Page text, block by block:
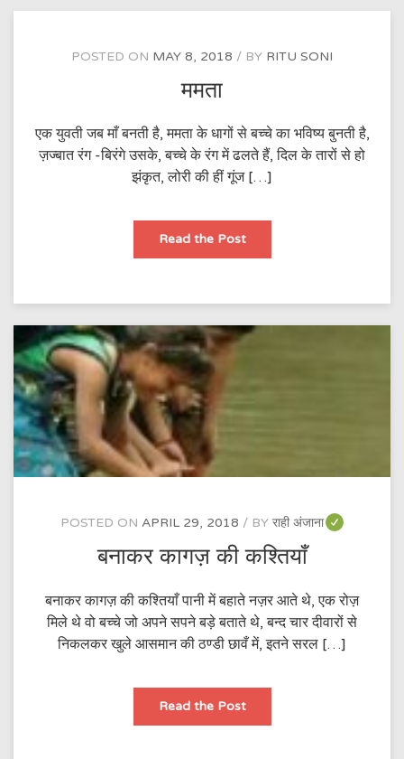
POSTED ON MAY 8, 2018 BY RITU SONI
ममता
एक युवती जब माँ बनती है, ममता के धागों से बच्चे का भविष्य बुनती है,
ज़ज्बात रंग -बिरंगे उसके, बच्चे के रंग में ढलते हैं, दिल के तारों से हो
झंकृत, लोरी की हीं गूंज […]
Read the Postममता
POSTED ON APRIL 29, 2018 BY राही अंजाना
बनाकर कागज़ की कश्तियाँ
बनाकर कागज़ की कश्तियाँ पानी में बहाते नज़र आते थे, एक रोज़
मिले थे वो बच्चे जो अपने सपने बड़े बताते थे, बन्द चार दीवारों से
निकलकर खुले आसमान की ठण्डी छावँ में, इतने सरल […]
Read the Postबनाकर
की